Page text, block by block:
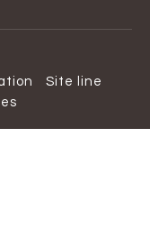
Site line